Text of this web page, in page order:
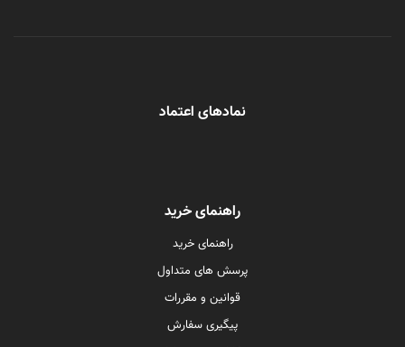
نمادهای اعتماد
راهنمای خرید
راهنمای خرید
پرسش های متداول
قوانین و مقررات
پیگیری سفارش